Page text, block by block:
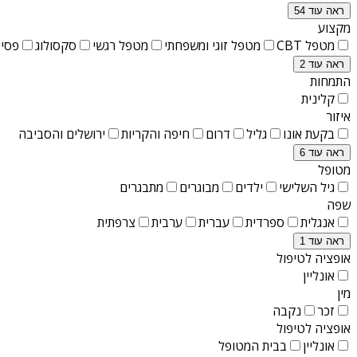
ראה עוד 54
מקצוע
מטפל CBT
מטפל זוגי ומשפחתי מטפל רגשי סקסולוג
ראה עוד 2
התמחות
קלינית
איזור
בקעת אונו
גליל דרום חיפה והקריות ירושלים והסביבה
ראה עוד 6
מטופל
גיל השלישי
ילדים מבוגרים
מתבגרים
שפה
אנגלית
ספרדית עברית ערבית צרפתית
ראה עוד 1
אופציה לטיפול
אונליין
מין
זכר
נקבה
אופציה לטיפול
אונליין
בבית המטופל